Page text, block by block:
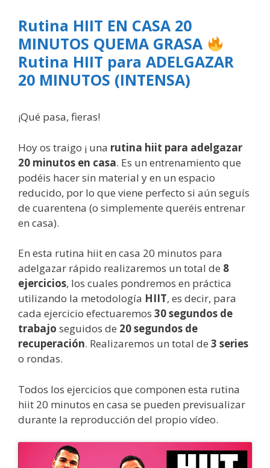
Rutina HIIT EN CASA 20
MINUTOS QUEMA GRASA
Rutina HIIT para ADELGAZAR
20 MINUTOS (INTENSA)
¡Qué pasa, fieras!
Hoy os traigo ¡ una rutina hiit para adelgazar
20 minutos en casa. Es un entrenamiento que
podéis hacer sin material y en un espacio
reducido, por lo que viene perfecto si aún seguís
de cuarentena (o simplemente queréis entrenar
en casa).
En esta rutina hiit en casa 20 minutos para
adelgazar rápido realizaremos un total de 8
ejercicios, los cuales pondremos en práctica
utilizando la metodología HIIT, es decir, para
cada ejercicio efectuaremos 30 segundos de
trabajo seguidos de 20 segundos de
recuperación. Realizaremos un total de 3 series
o rondas.
Todos los ejercicios que componen esta rutina
hiit 20 minutos en casa se pueden previsualizar
durante la reproducción del propio vídeo.